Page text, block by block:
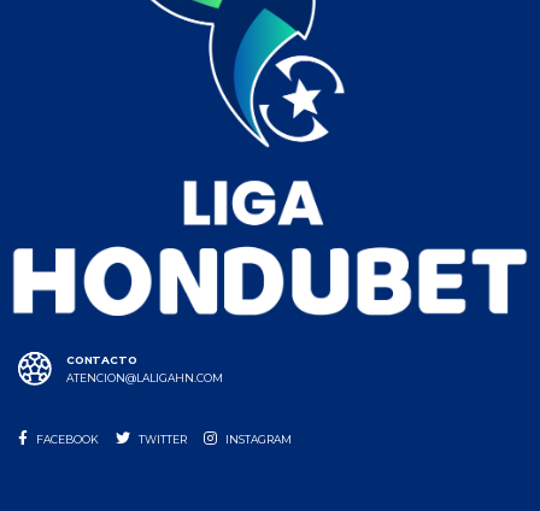
CONTACTO
ATENCION@LALIGAHN.COM
FACEBOOK TWITTER INSTAGRAM